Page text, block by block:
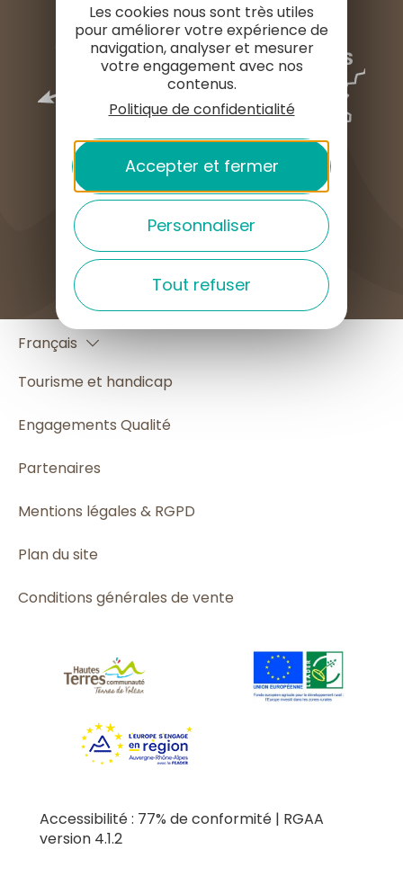
Français
English
Español
Tourisme et handicap
Engagements Qualité
Partenaires
Mentions légales & RGPD
Plan du site
Conditions générales de vente
Accessibilité : 77% de conformité | RGAA
version 4.1.2
Les cookies nous sont très utiles
pour améliorer votre expérience de
navigation, analyser et mesurer
votre engagement avec nos
contenus.
Politique de confidentialité
Accepter et fermer
Personnaliser
Tout refuser